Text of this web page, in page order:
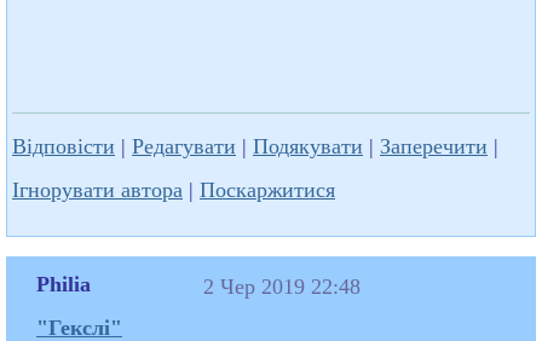
Відповісти | Редагувати | Подякувати | Заперечити |
Ігнорувати автора | Поскаржитися
Philia
"Гекслі"
2 Чер 2019 22:48